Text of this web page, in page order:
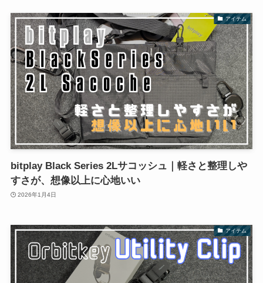
アイテム
bitplay Black Series 2Lサコッシュ｜軽さと整理しや
すさが、想像以上に心地いい
2026年1月4日
アイテム